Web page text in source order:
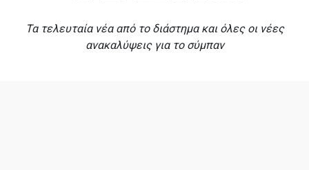
Τα τελευταία νέα από το διάστημα και όλες οι νέες
ανακαλύψεις για το σύμπαν